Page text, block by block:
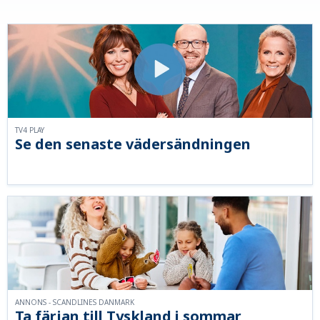
Se den senaste vädersändningen
TV4 PLAY
ANNONS - SCANDLINES DANMARK